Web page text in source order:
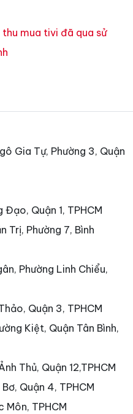
thu mua tivi đã qua sử
Gia Tự, Phường 3, Quận
Đạo, Quận 1, TPHCM
Trị, Phường 7, Bình
Phường Linh Chiểu,
Quận 3, TPHCM
Kiệt, Quận Tân Bình,
Thủ, Quận 12,TPHCM
Quận 4, TPHCM
Môn, TPHCM